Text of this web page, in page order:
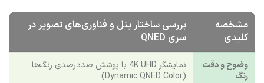
مشخصه
کلیدی
بررسی ساختار پنل و فناوری‌های تصویر در
سری QNED
وضوح و دقت
رنگ
نمایشگر 4K UHD با پوشش صددرصدی رنگ‌ها
(Dynamic QNED Color)